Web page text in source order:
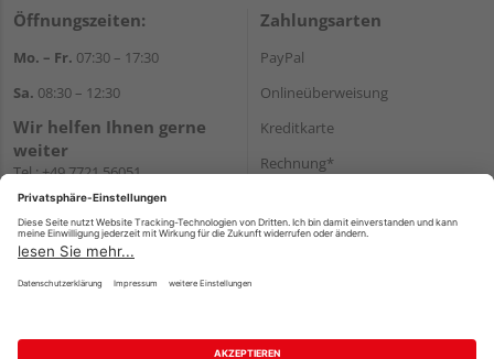
Öffnungszeiten:
Mo. – Fr. 07:30 – 17:30
Sa. 08:30 – 12:30
Wir helfen Ihnen gerne
weiter
Tel.:+49 7721 56051
E-Mail:onlineshop@holzland-
WhatsApp
Zahlungsarten
PayPal
Onlineüberweisung
Kreditkarte
Rechnung*
Versand
Impressum AGB Widerruf Datenschutz